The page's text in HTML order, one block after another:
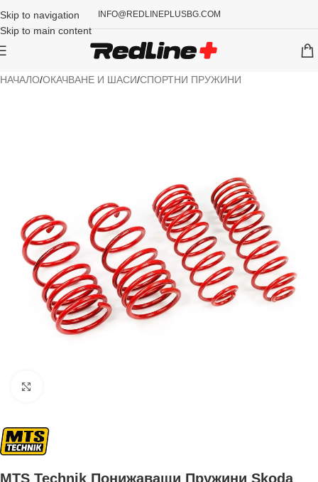
Skip to navigation
Skip to main content
INFO@REDLINEPLUSBG.COM
НАЧАЛО/ОКАЧВАНЕ И ШАСИ/СПОРТНИ ПРУЖИНИ
MTS Technik Понижаващи Пружини Skoda